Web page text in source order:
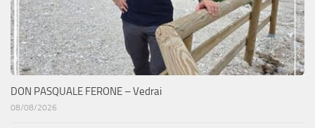
DON PASQUALE FERONE – Vedrai
08/08/2026